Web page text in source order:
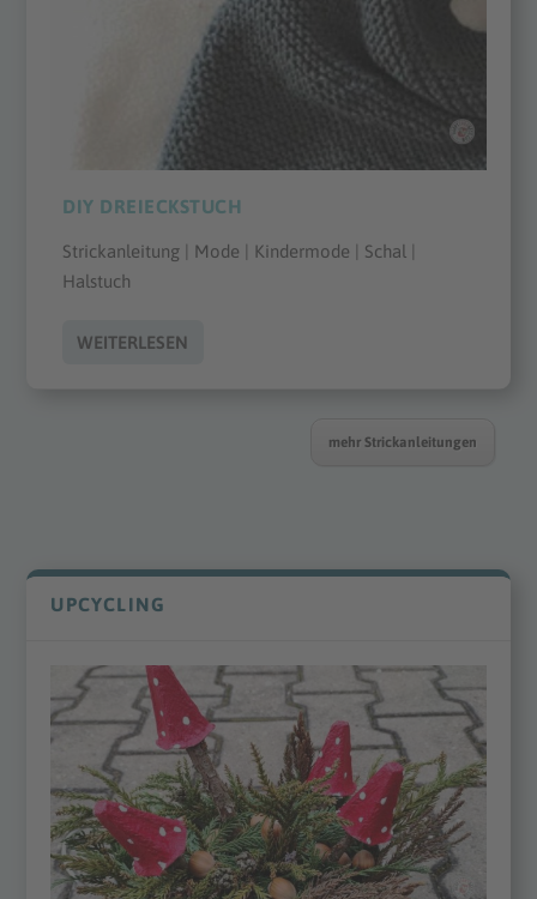
DIY DREIECKSTUCH
Strickanleitung | Mode | Kindermode | Schal |
Halstuch
WEITERLESEN
mehr Strickanleitungen
UPCYCLING